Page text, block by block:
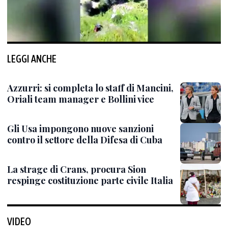
LEGGI ANCHE
Azzurri: si completa lo staff di Mancini,
Oriali team manager e Bollini vice
Gli Usa impongono nuove sanzioni
contro il settore della Difesa di Cuba
La strage di Crans, procura Sion
respinge costituzione parte civile Italia
VIDEO